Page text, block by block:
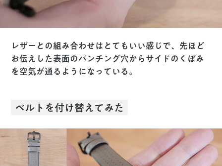
レザーとの組み合わせはとてもいい感じで、先ほど
お伝えした表面のパンチング穴からサイドのくぼみ
を空気が通るようになっている。
ベルトを付け替えてみた